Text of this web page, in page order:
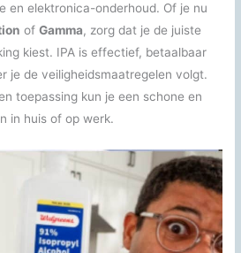
en elektronica-onderhoud. Of je nu
ofGamma, zorg dat je de juiste
kiest. IPA is effectief, betaalbaar
je de veiligheidsmaatregelen volgt.
toepassing kun je een schone en
in huis of op werk.